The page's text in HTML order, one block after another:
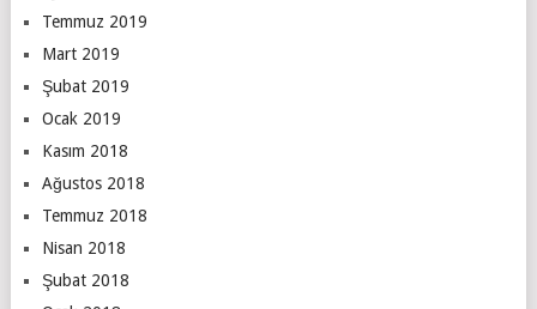
Temmuz 2019
Mart 2019
Şubat 2019
Ocak 2019
Kasım 2018
Ağustos 2018
Temmuz 2018
Nisan 2018
Şubat 2018